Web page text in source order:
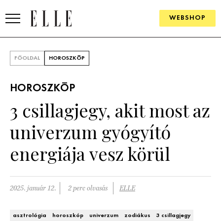
WEBSHOP
SZÉPSÉG
ÉLETMÓD
PÁRKAPCSOLAT
FŐOLDAL HOROSZKÓP
HOROSZKÓP
3 csillagjegy, akit most az
univerzum gyógyító
energiája vesz körül
2025. január 12. 2 perc olvasás ELLE
asztrológia horoszkóp univerzum zodiákus 3 csillagjegy